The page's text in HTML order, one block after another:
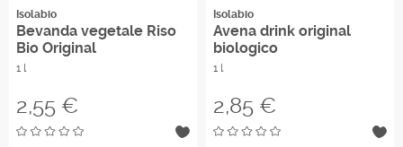
Isolabio
Bevanda vegetale Riso
Bio Original
1 l
Prezzo
2,55 €
Isolabio
Avena drink original
biologico
1 l
Prezzo
2,85 €